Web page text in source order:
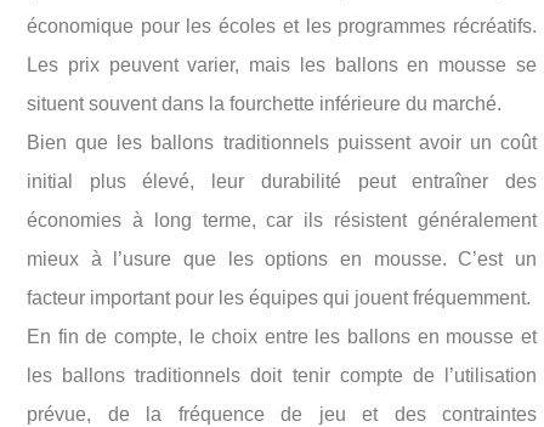
économique pour les écoles et les programmes récréatifs.
Les prix peuvent varier, mais les ballons en mousse se
situent souvent dans la fourchette inférieure du marché.
Bien que les ballons traditionnels puissent avoir un coût
initial plus élevé, leur durabilité peut entraîner des
économies à long terme, car ils résistent généralement
mieux à l’usure que les options en mousse. C’est un
facteur important pour les équipes qui jouent fréquemment.
En fin de compte, le choix entre les ballons en mousse et
les ballons traditionnels doit tenir compte de l’utilisation
prévue, de la fréquence de jeu et des contraintes